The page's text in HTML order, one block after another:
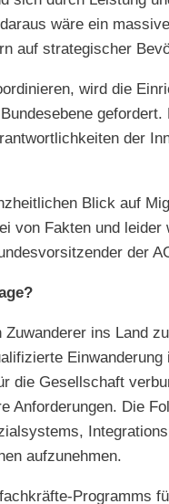
wäre ein
auf strategischer
wird die
der
Blick auf
von Fakten und
der
ins Land
die Gesellschaft
Anforderungen. Die
aufzunehmen.
Programms